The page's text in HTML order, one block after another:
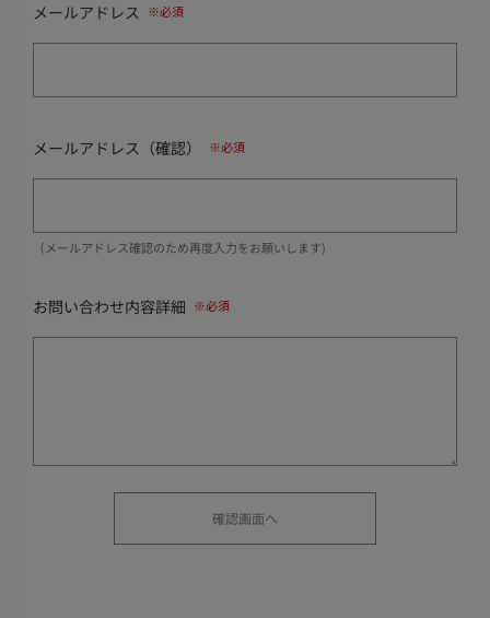
メールアドレス
メールアドレス（確認）
（メールアドレス確認のため再度入力をお願いします)
お問い合わせ内容詳細